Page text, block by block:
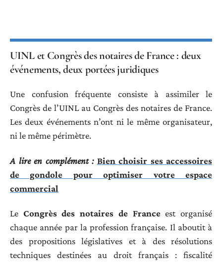
UINL et Congrès des notaires de France : deux
événements, deux portées juridiques
Une confusion fréquente consiste à assimiler le
Congrès de l’UINL au Congrès des notaires de France.
Les deux événements n’ont ni le même organisateur,
ni le même périmètre.
A lire en complément : Bien choisir ses accessoires
de gondole pour optimiser votre espace
commercial
Le Congrès des notaires de Franceest organisé
chaque année par la profession française. Il aboutit à
des propositions législatives et à des résolutions
techniques destinées au droit français : fiscalité